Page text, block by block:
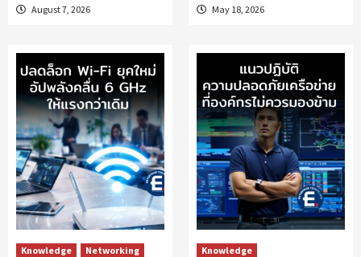
August 7, 2026 May 18, 2026
Knowledge
Networking
Knowledge